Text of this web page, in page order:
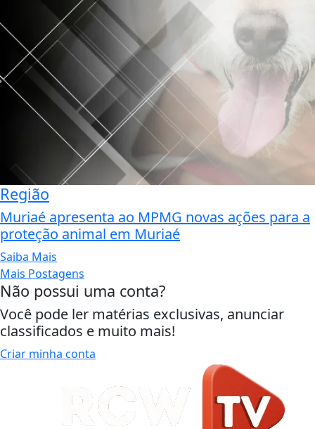
Região
Muriaé apresenta ao MPMG novas ações para a
proteção animal em Muriaé
Saiba Mais
Mais Postagens
Não possui uma conta?
Você pode ler matérias exclusivas, anunciar
classificados e muito mais!
Criar minha conta